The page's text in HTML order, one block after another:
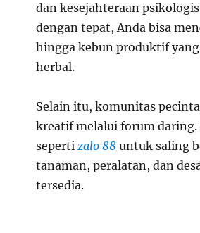
dan kesejahteraan
dengan tepat, Anda bisa
hingga kebun produktif
herbal.
Selain itu, komunitas
kreatif melalui forum daring.
seperti zalo 88 untuk saling
tanaman, peralatan, dan
tersedia.